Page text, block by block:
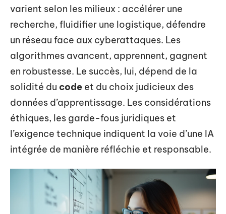
varient selon les milieux : accélérer une
recherche, fluidifier une logistique, défendre
un réseau face aux cyberattaques. Les
algorithmes avancent, apprennent, gagnent
en robustesse. Le succès, lui, dépend de la
solidité du code et du choix judicieux des
données d’apprentissage. Les considérations
éthiques, les garde-fous juridiques et
l’exigence technique indiquent la voie d’une IA
intégrée de manière réfléchie et responsable.